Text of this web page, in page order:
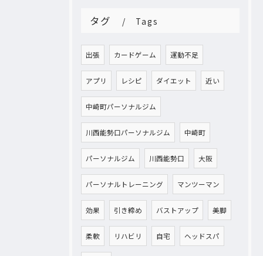
タグ Tags
出張 カードゲーム 運動不足
アプリ レシピ ダイエット 近い
中崎町パーソナルジム
川西能勢口パーソナルジム 中崎町
パーソナルジム 川西能勢口 大阪
パーソナルトレーニング マンツーマン
効果 引き締め バストアップ 美脚
柔軟 リハビリ 自宅 ヘッドスパ